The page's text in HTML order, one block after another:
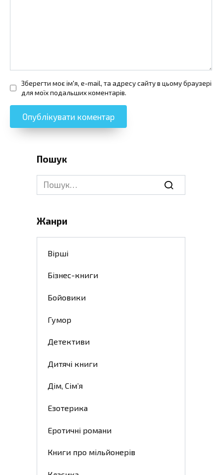
Зберегти моє ім'я, e-mail, та адресу сайту в цьому браузері
для моїх подальших коментарів.
Пошук
Search
Жанри
Вірші
Бізнес-книги
Бойовики
Гумор
Детективи
Дитячі книги
Дім, Сім’я
Езотерика
Еротичні романи
Книги про мільйонерів